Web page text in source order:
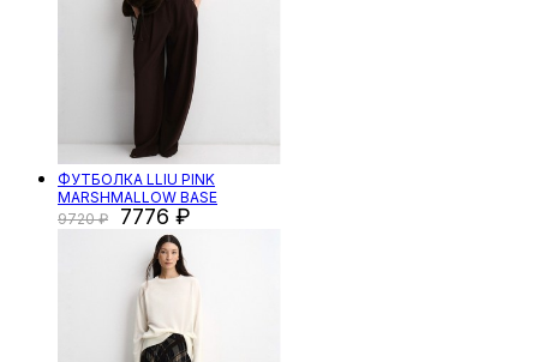
ФУТБОЛКА LLIU PINK
MARSHMALLOW BASE
9720
7776